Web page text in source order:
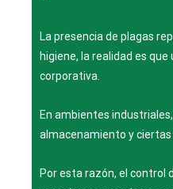
La presencia de plagas
higiene, la realidad es
corporativa.
En ambientes
almacenamiento y
Por esta razón, el control